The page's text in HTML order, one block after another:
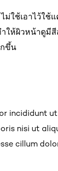
ใช้เอาไว้ใช้
ำให้ผิวหน้าดูมี
ขึ้น
incididunt
nisi ut
cillum